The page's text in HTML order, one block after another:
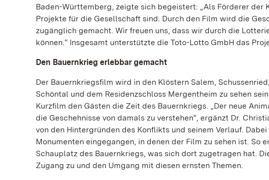
Baden-Württemberg, zeigte sich begeistert: „Als Förderer
Projekte für die Gesellschaft sind. Durch den Film wird die
zugänglich gemacht. Wir freuen uns, dass wir durch die
können.“ Insgesamt unterstützte die Toto-Lotto GmbH das
Den Bauernkrieg erlebbar gemacht
Der Bauernkriegsfilm wird in den Klöstern Salem,
Schöntal und dem Residenzschloss Mergentheim zu sehen
Kurzfilm den Gästen die Zeit des Bauernkriegs. „Der neue
die Geschehnisse von damals zu verstehen“, ergänzt Dr.
von den Hintergründen des Konflikts und seinem Verlauf.
Monumenten eingegangen, in denen der Film zu sehen ist. So
Schauplatz des Bauernkriegs, was sich dort zugetragen hat.
Zugang zu und den Umgang mit diesen ernsten Themen.